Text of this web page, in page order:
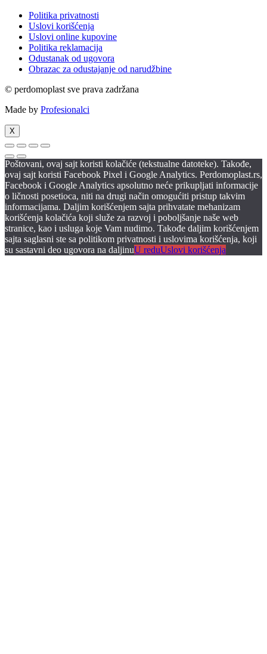
Politika privatnosti
Uslovi korišćenja
Uslovi online kupovine
Politika reklamacija
Odustanak od ugovora
Obrazac za odustajanje od narudžbine
© perdomoplast sve prava zadržana
Made by Profesionalci
X
Poštovani, ovaj sajt koristi kolačiće (tekstualne datoteke). Takođe,
ovaj sajt koristi Facebook Pixel i Google Analytics. Perdomoplast.rs,
Facebook i Google Analytics apsolutno neće prikupljati informacije
o ličnosti posetioca, niti na drugi način omogućiti pristup takvim
informacijama. Daljim korišćenjem sajta prihvatate mehanizam
korišćenja kolačića koji služe za razvoj i poboljšanje naše web
stranice, kao i usluga koje Vam nudimo. Takođe daljim korišćenjem
sajta saglasni ste sa politikom privatnosti i uslovima korišćenja, koji
su sastavni deo ugovora na daljinuU reduUslovi korišćenja